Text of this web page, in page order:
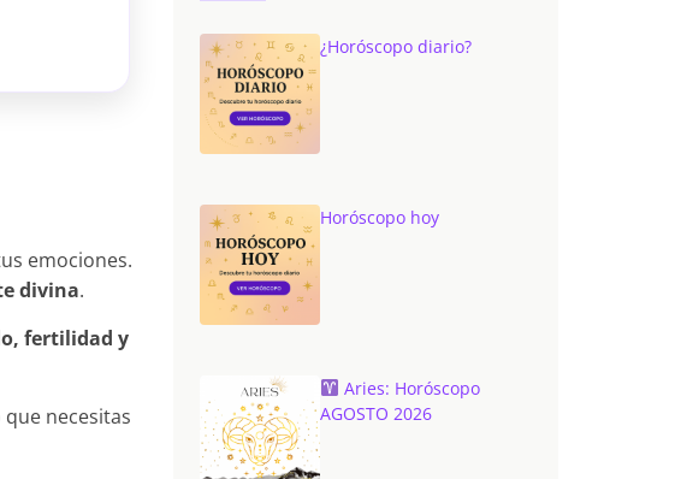
emociones.
divina.
fertilidad y
necesitas
¿Horóscopo diario?
Horóscopo hoy
Aries: Horóscopo
AGOSTO 2026